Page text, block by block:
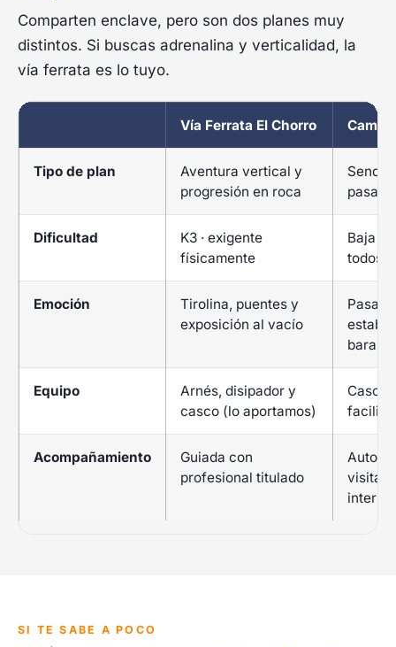
Comparten enclave, pero son dos planes muy
distintos. Si buscas adrenalina y verticalidad, la
vía ferrata es lo tuyo.
Vía Ferrata El Chorro
Tipo de plan
Aventura vertical y
progresión en roca
Dificultad
K3 · exigente
físicamente
Baja ·
todos
Emoción
Tirolina, puentes y
exposición al vacío
Equipo
Arnés, disipador y
casco (lo aportamos)
Casco
Acompañamiento
Guiada con
profesional titulado
visita
SI TE SABE A POCO